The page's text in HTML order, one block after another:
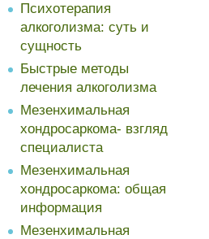
Психотерапия
алкоголизма: суть и
сущность
Быстрые методы
лечения алкоголизма
Мезенхимальная
хондросаркома- взгляд
специалиста
Мезенхимальная
хондросаркома: общая
информация
Мезенхимальная